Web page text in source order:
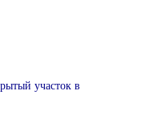
участок в